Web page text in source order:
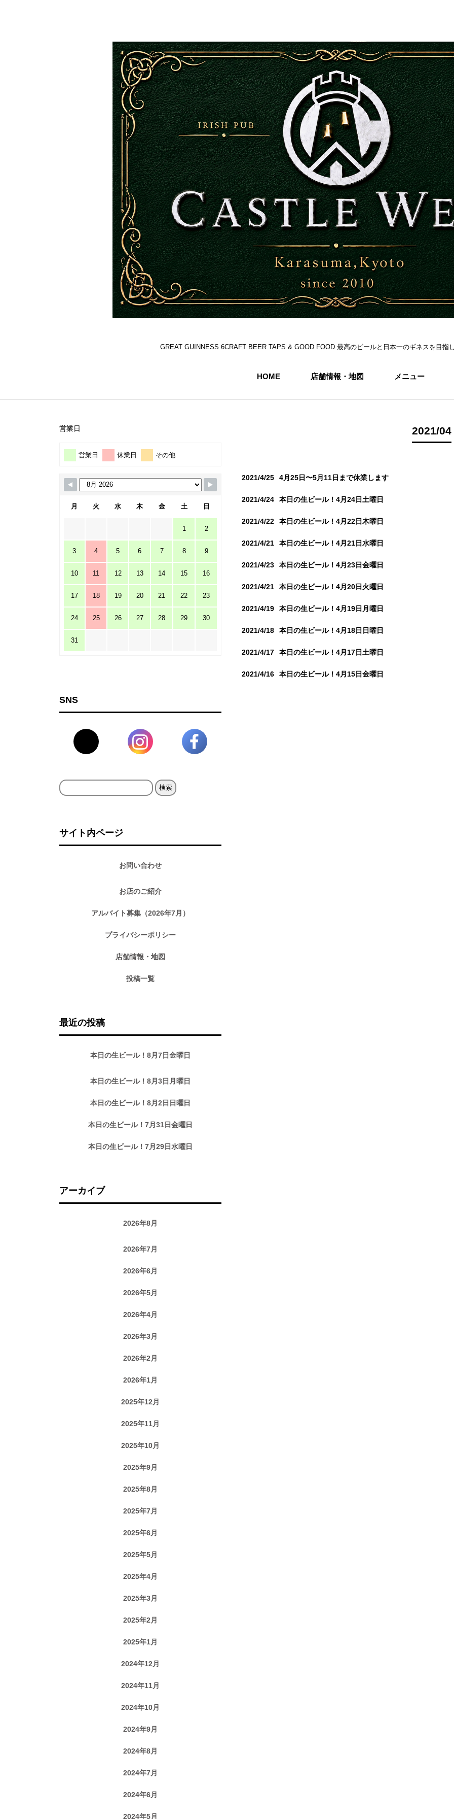
GREAT GUINNESS 6CRAFT BEER TAPS & GOOD FOOD 最高のビールと日本一のギネスを目指
HOME 店舗情報・地図 メニュー
2021/04
2021/4/25 4月25日〜5月11日まで休業します
2021/4/24 本日の生ビール！4月24日土曜日
2021/4/22 本日の生ビール！4月22日木曜日
2021/4/21 本日の生ビール！4月21日水曜日
2021/4/23 本日の生ビール！4月23日金曜日
2021/4/21 本日の生ビール！4月20日火曜日
2021/4/19 本日の生ビール！4月19日月曜日
2021/4/18 本日の生ビール！4月18日日曜日
2021/4/17 本日の生ビール！4月17日土曜日
2021/4/16 本日の生ビール！4月15日金曜日
営業日
営業日 休業日 その他
月 火 水 木 金 土 日
1 2
3 4 5 6 7 8 9
10 11 12 13 14 15 16
17 18 19 20 21 22 23
24 25 26 27 28 29 30
31
SNS
検
サイト内ページ
お問い合わせ
お店のご紹介
アルバイト募集（2026年7月）
プライバシーポリシー
店舗情報・地図
投稿一覧
最近の投稿
本日の生ビール！8月7日金曜日
本日の生ビール！8月3日月曜日
本日の生ビール！8月2日日曜日
本日の生ビール！7月31日金曜日
本日の生ビール！7月29日水曜日
アーカイブ
2026年8月
2026年7月
2026年6月
2026年5月
2026年4月
2026年3月
2026年2月
2026年1月
2025年12月
2025年11月
2025年10月
2025年9月
2025年8月
2025年7月
2025年6月
2025年5月
2025年4月
2025年3月
2025年2月
2025年1月
2024年12月
2024年11月
2024年10月
2024年9月
2024年8月
2024年7月
2024年6月
2024年5月